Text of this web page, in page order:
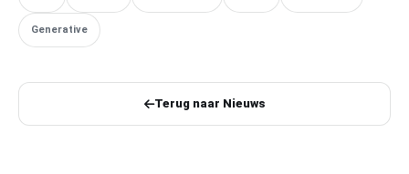
Generative
Terug naar Nieuws